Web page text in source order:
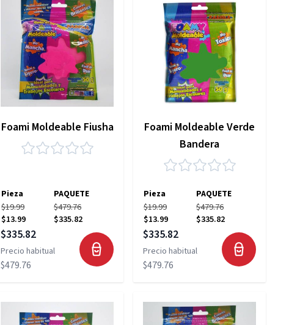
Foami Moldeable Fiusha
Pieza
PAQUETE
$19.99
$13.99
$479.76
$335.82
Precio especial
$335.82
Precio habitual
$479.76
Foami Moldeable Verde
Bandera
Pieza
PAQUETE
$19.99
$13.99
$479.76
$335.82
Precio especial
$335.82
Precio habitual
$479.76